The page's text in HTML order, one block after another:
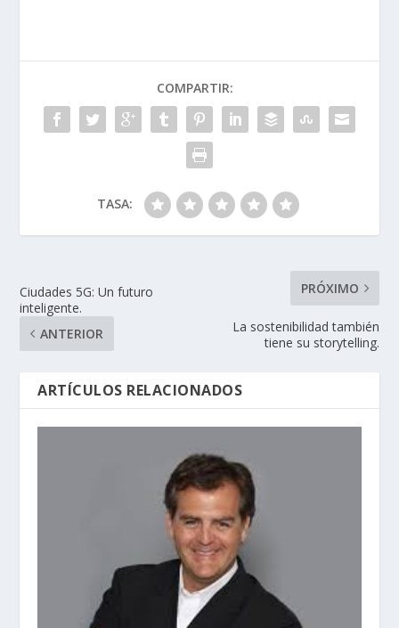
COMPARTIR:
TASA:
Ciudades 5G: Un futuro
inteligente.
ANTERIOR
PRÓXIMO
La sostenibilidad también
tiene su storytelling.
ARTÍCULOS RELACIONADOS